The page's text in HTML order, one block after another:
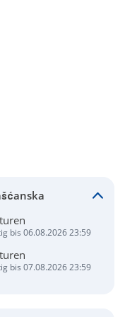
bis 06.08.2026 23:59
bis 07.08.2026 23:59